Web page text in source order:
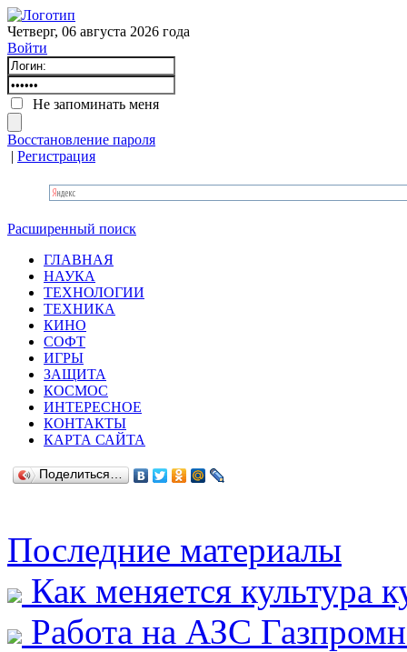
Четверг, 06 августа 2026 года
Войти
Не запоминать меня
Восстановление пароля
| Регистрация
Расширенный поиск
ГЛАВНАЯ
НАУКА
ТЕХНОЛОГИИ
ТЕХНИКА
КИНО
СОФТ
ИГРЫ
ЗАЩИТА
КОСМОС
ИНТЕРЕСНОЕ
КОНТАКТЫ
КАРТА САЙТА
Поделиться…
Последние материалы
Как меняется культура
Работа на АЗС